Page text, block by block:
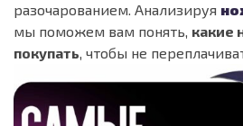
разочарованием. Анализируя
мы поможем вам понять, какие
покупать, чтобы не